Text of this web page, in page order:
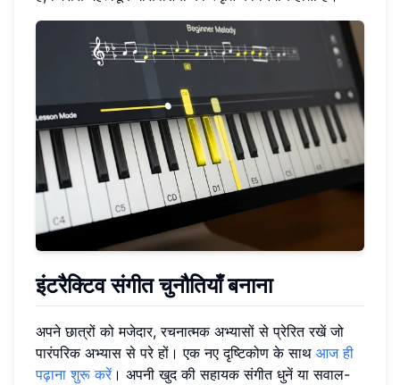
इंटरैक्टिव संगीत चुनौतियाँ बनाना
अपने छात्रों को मजेदार, रचनात्मक अभ्यासों से प्रेरित रखें जो
पारंपरिक अभ्यास से परे हों। एक नए दृष्टिकोण के साथ आज ही
पढ़ाना शुरू करें । अपनी खुद की सहायक संगीत धुनें या सवाल-